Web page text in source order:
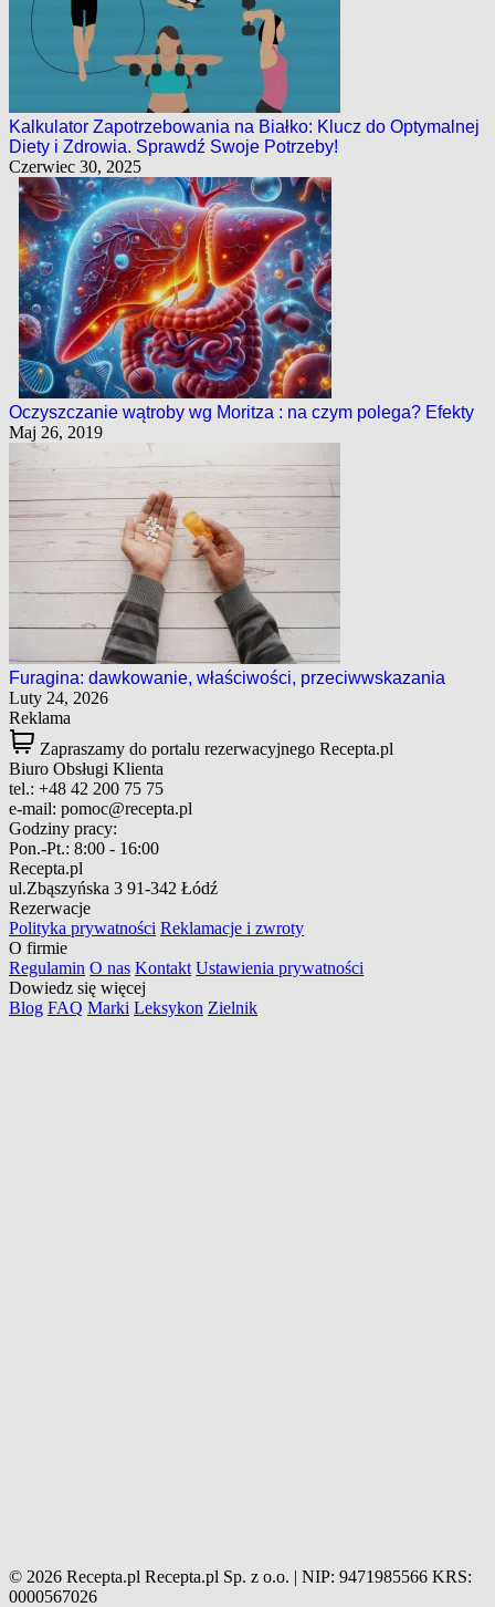
Kalkulator Zapotrzebowania na Białko: Klucz do Optymalnej
Diety i Zdrowia. Sprawdź Swoje Potrzeby!
Czerwiec 30, 2025
Oczyszczanie wątroby wg Moritza : na czym polega? Efekty
Maj 26, 2019
Furagina: dawkowanie, właściwości, przeciwwskazania
Luty 24, 2026
Reklama
Zapraszamy do portalu rezerwacyjnego Recepta.pl
Biuro Obsługi Klienta
tel.: +48 42 200 75 75
e-mail: pomoc@recepta.pl
Godziny pracy:
Pon.-Pt.: 8:00 - 16:00
Recepta.pl
ul.Zbąszyńska 3 91-342 Łódź
Rezerwacje
Polityka prywatności Reklamacje i zwroty
O firmie
Regulamin O nas Kontakt Ustawienia prywatności
Dowiedz się więcej
Blog FAQ Marki Leksykon Zielnik
© 2026 Recepta.pl Recepta.pl Sp. z o.o. | NIP: 9471985566 KRS:
0000567026